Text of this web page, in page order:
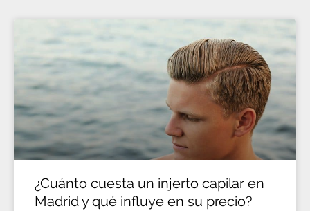
¿Cuánto cuesta un injerto capilar en
Madrid y qué influye en su precio?